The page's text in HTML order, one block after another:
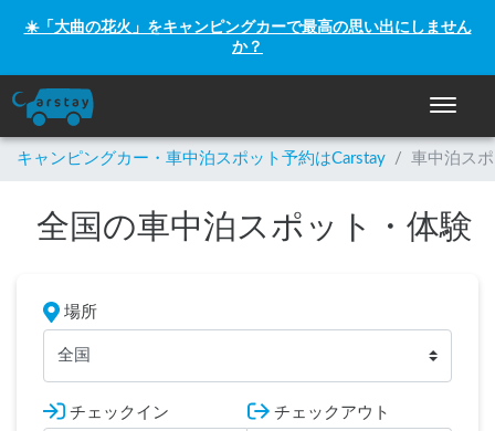
☀️「大曲の花火」をキャンピングカーで最高の思い出にしません
か？
ナビゲ
キャンピングカー・車中泊スポット予約はCarstay / 車中泊ス
全国の車中泊スポット・体験
場所
全国
チェックイン チェックアウト